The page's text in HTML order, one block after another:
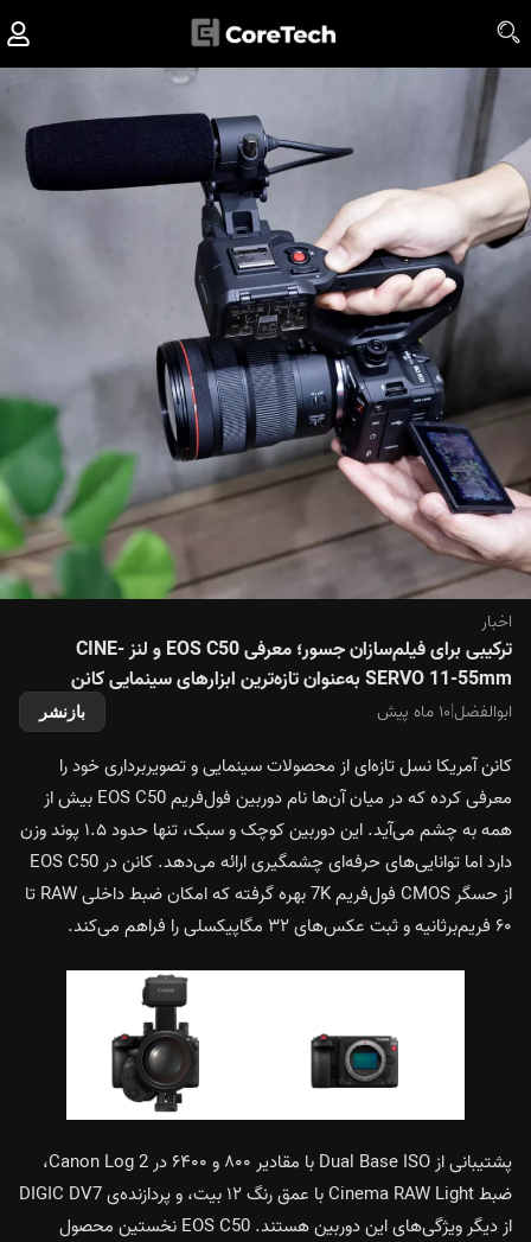
اخبار
ترکیبی برای فیلم‌سازان جسور؛ معرفی EOS C50 و لنز CINE-
SERVO 11-55mm به‌عنوان تازه‌ترین ابزارهای سینمایی کانن
ابوالفضل|۱۰ ماه پیش بازنشر
کانن آمریکا نسل تازه‌ای از محصولات سینمایی و تصویربرداری خود را
معرفی کرده که در میان آن‌ها نام دوربین فول‌فریم EOS C50 بیش از
همه به چشم می‌آید. این دوربین کوچک و سبک، تنها حدود ۱.۵ پوند وزن
دارد اما توانایی‌های حرفه‌ای چشمگیری ارائه می‌دهد. کانن در EOS C50
از حسگر CMOS فول‌فریم 7K بهره گرفته که امکان ضبط داخلی RAW تا
۶۰ فریم‌برثانیه و ثبت عکس‌های ۳۲ مگاپیکسلی را فراهم می‌کند.
پشتیبانی از Dual Base ISO با مقادیر ۸۰۰ و ۶۴۰۰ در Canon Log 2،
ضبط Cinema RAW Light با عمق رنگ ۱۲ بیت، و پردازنده‌ی DIGIC DV7
از دیگر ویژگی‌های این دوربین هستند. EOS C50 نخستین محصول